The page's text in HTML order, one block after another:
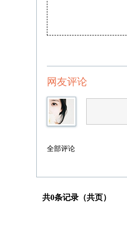
网友评论
全部评论
共0条记录（共页）